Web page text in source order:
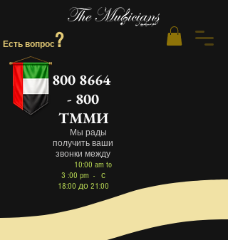
Есть вопрос?
800 8664
- 800
ТММИ
Мы рады
получить ваши
звонки между
10:00 am to
3 :00 pm - с
18:00 до 21:00